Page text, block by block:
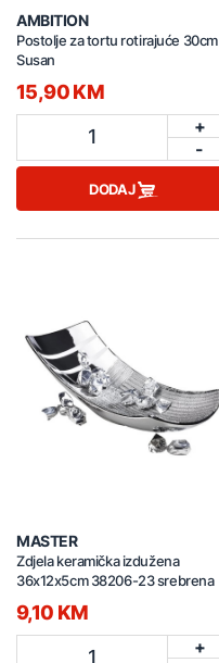
AMBITION
Postolje za tortu rotirajuće 30cm
Susan
15,90 KM
1
+
-
DODAJ
MASTER
Zdjela keramička izdužena
36x12x5cm 38206-23 srebrena
9,10 KM
1
+